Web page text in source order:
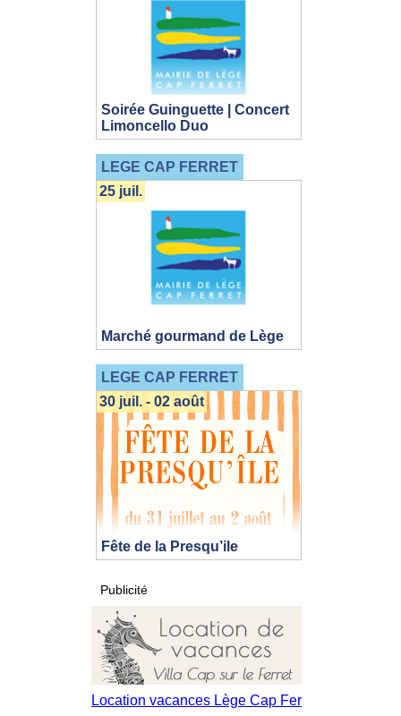
Soirée Guinguette | Concert
Limoncello Duo
LEGE CAP FERRET
Marché gourmand de Lège
25 juil.
LEGE CAP FERRET
Fête de la Presqu’ile
30 juil. - 02 août
Publicité